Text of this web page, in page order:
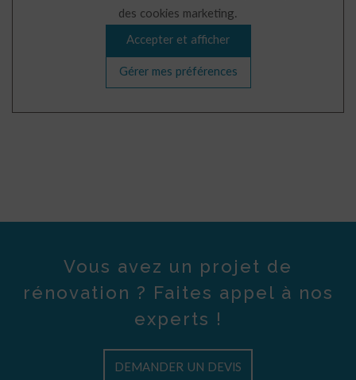
des cookies marketing.
Accepter et afficher
Gérer mes préférences
Vous avez un projet de
rénovation ? Faites appel à nos
experts !
DEMANDER UN DEVIS